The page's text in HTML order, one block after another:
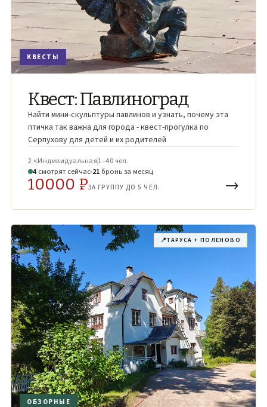
КВЕСТЫ
Квест: Павлиноград
Найти мини-скульптуры павлинов и узнать, почему эта
птичка так важна для города - квест-прогулка по
Серпухову для детей и их родителей
2 чИндивидуальная1–40 чел.
6 смотрят сейчас 21 броньза месяц
10000 ₽ЗА ГРУППУ ДО 5 ЧЕЛ. →
ОБЗОРНЫЕ
📍ТАРУСА + ПОЛЕНОВО